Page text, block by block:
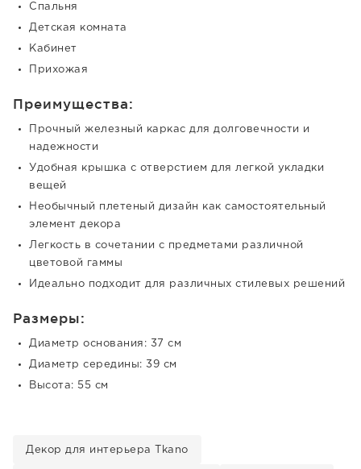
Спальня
Детская комната
Кабинет
Прихожая
Преимущества:
Прочный железный каркас для долговечности и
надежности
Удобная крышка с отверстием для легкой укладки
вещей
Необычный плетеный дизайн как самостоятельный
элемент декора
Легкость в сочетании с предметами различной
цветовой гаммы
Идеально подходит для различных стилевых решений
Размеры:
Диаметр основания: 37 см
Диаметр середины: 39 см
Высота: 55 см
Декор для интерьера Tkano